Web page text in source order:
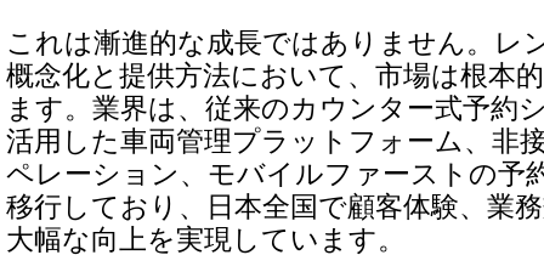
これは漸進的な成長ではありません。レ
概念化と提供方法において、市場は根本
ます。業界は、従来のカウンター式予約
活用した車両管理プラットフォーム、非
ペレーション、モバイルファーストの予
移行しており、日本全国で顧客体験、業
大幅な向上を実現しています。